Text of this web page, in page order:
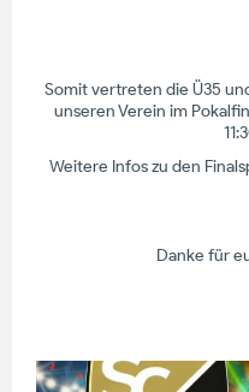
Somit vertreten die Ü35
unseren Verein im
Weitere Infos zu den
Danke für